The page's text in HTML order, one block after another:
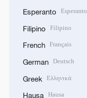
Esperanto Esperanto
Filipino Filipino
French Français
German Deutsch
Greek Ελληνικά
Hausa Hausa